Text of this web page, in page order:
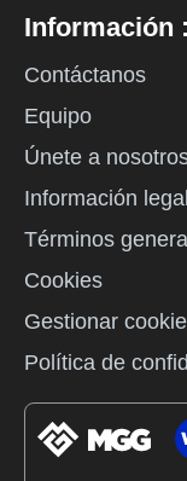
Información :
Contáctanos
Equipo
Únete a
Información legal
Términos
Cookies
Gestionar
Política de